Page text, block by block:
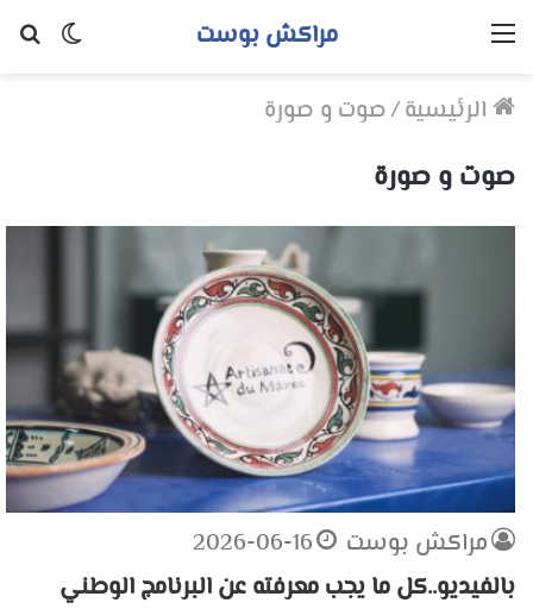
الوضع
مراكش بوست القائمة
الرئيسية/صوت و صورة
صوت و صورة
مراكش بوست
2026-06-16
بالفيديو..كل ما يجب معرفته عن البرنامج الوطني